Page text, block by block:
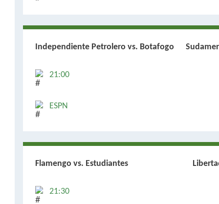
Independiente Petrolero vs. Botafogo
21:00
ESPN
Flamengo vs. Estudiantes
21:30